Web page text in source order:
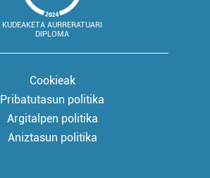
KUDEAKETA AURRERATUARI
DIPLOMA
Cookieak
Pribatutasun politika
Argitalpen politika
Aniztasun politika